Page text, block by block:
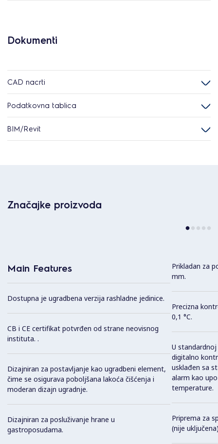
Dokumenti
CAD nacrti
Podatkovna tablica
BIM/Revit
Značajke proizvoda
Main Features
Dostupna je ugradbena verzija rashladne jedinice.
CB i CE certifikat potvrđen od strane neovisnog
instituta. .
Dizajniran za postavljanje kao ugradbeni element,
čime se osigurava poboljšana lakoća čišćenja i
moderan dizajn ugradnje.
Dizajniran za posluživanje hrane u
gastroposudama.
Prikladan za
mm.
Precizna
0,1 °C.
U
digitalno
usklađen sa
alarm kao
temperature.
Priprema za
(nije